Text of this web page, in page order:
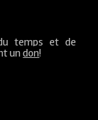
temps et de
undon!